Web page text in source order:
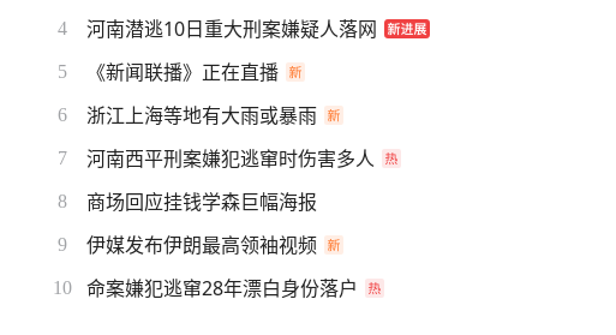
4 河南潜逃10日重大刑案嫌疑人落网
5 《新闻联播》正在直播
6 浙江上海等地有大雨或暴雨
7 河南西平刑案嫌犯逃窜时伤害多人
8 商场回应挂钱学森巨幅海报
9 伊媒发布伊朗最高领袖视频
10 命案嫌犯逃窜28年漂白身份落户